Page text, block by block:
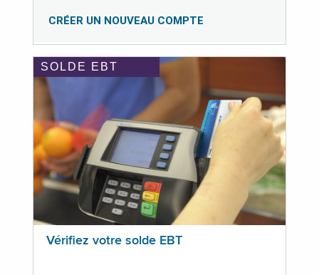
CRÉER UN NOUVEAU COMPTE
SOLDE EBT
Vérifiez votre solde EBT